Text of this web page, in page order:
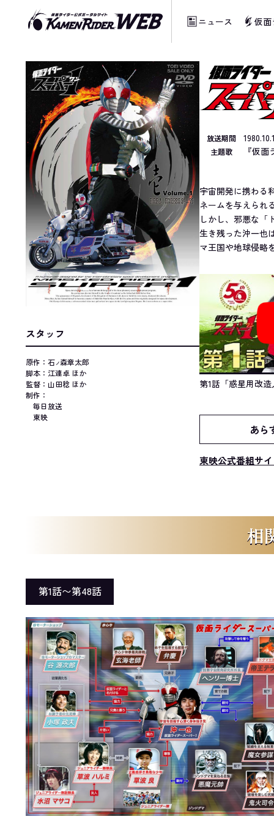
ニュース 仮面
当サイトでは、機械的な自動翻訳サービスを
スタッフ
原作：石ノ森章太郎
脚本：江連卓 ほか
監督：山田稔 ほか
制作：
毎日放送
東映
放送期間
主題歌 『仮
宇宙開発に携わる
ネームを与えられ
しかし、邪悪な「
生き残った沖一也
マ王国や地球侵略
第1話「惑星用改
あら
東映公式番組サ
相
第1話〜第48話